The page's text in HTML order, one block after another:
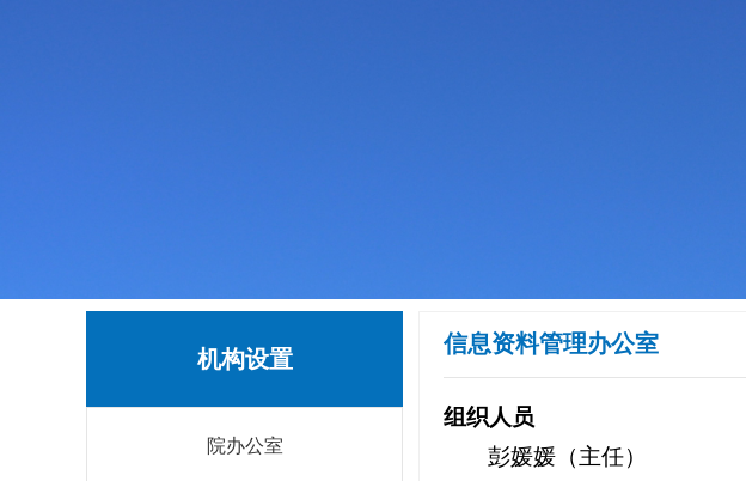
机构设置
院办公室
信息资料管理办公室
组织人员
彭媛媛（主任）